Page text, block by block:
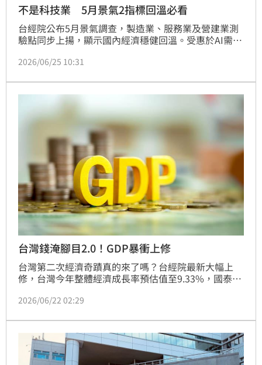
不是科技業 5月景氣2指標回溫必看
台經院公布5月景氣調查，製造業、服務業及營建業測
驗點同步上揚，顯示國內經濟穩健回溫。受惠於AI需求
局勢緩和亦降低能源供應風險。服務業在AI題材帶動股
雖房市因新青安政策帶動交易量回升，但在信用管制
下，未來半年預計呈現量縮價穩格局，整體產業景氣多
持正面看法。
2026/06/25 10:31
台灣錢淹腳目2.0！GDP暴衝上修
台灣第二次經濟奇蹟真的來了嗎？台經院最新大幅上
修，台灣今年整體經濟成長率預估值至9.33%，國泰世
驚人資金潮，讓市場專家興奮高喊「台灣錢淹腳目」
到。
2026/06/22 02:29